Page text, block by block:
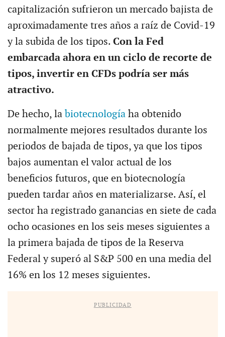
capitalización sufrieron un mercado bajista de
aproximadamente tres años a raíz de Covid-19
y la subida de los tipos. Con la Fed
embarcada ahora en un ciclo de recorte de
tipos, invertir en CFDs podría ser más
atractivo.
De hecho, la biotecnologíaha obtenido
normalmente mejores resultados durante los
periodos de bajada de tipos, ya que los tipos
bajos aumentan el valor actual de los
beneficios futuros, que en biotecnología
pueden tardar años en materializarse. Así, el
sector ha registrado ganancias en siete de cada
ocho ocasiones en los seis meses siguientes a
la primera bajada de tipos de la Reserva
Federal y superó al S&P 500 en una media del
16% en los 12 meses siguientes.
PUBLICIDAD